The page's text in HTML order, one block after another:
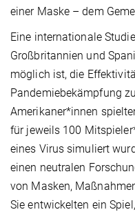
einer Maske – dem
Eine internationale
Großbritannien und
möglich ist, die
Pandemiebekämpfung
Amerikaner*innen
für jeweils 100
eines Virus simuliert
einen neutralen
von Masken,
Sie entwickelten ein